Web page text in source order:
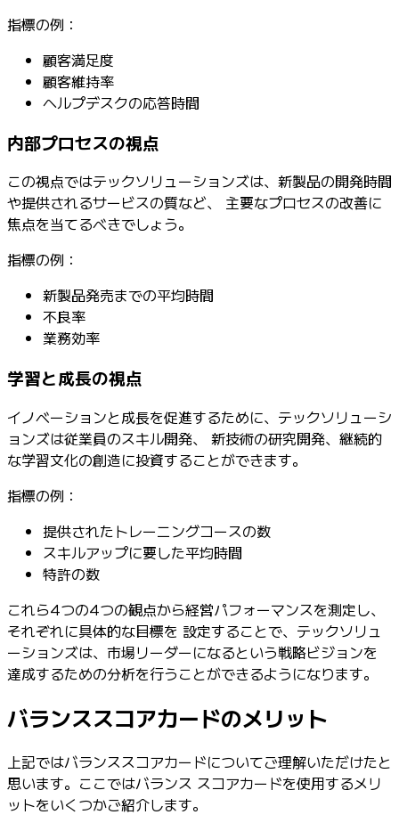
指標の例：
顧客満足度
顧客維持率
ヘルプデスクの応答時間
内部プロセスの視点
この視点ではテックソリューションズは、新製品の開発時間
や提供されるサービスの質など、 主要なプロセスの改善に
焦点を当てるべきでしょう。
指標の例：
新製品発売までの平均時間
不良率
業務効率
学習と成長の視点
イノベーションと成長を促進するために、テックソリューシ
ョンズは従業員のスキル開発、 新技術の研究開発、継続的
な学習文化の創造に投資することができます。
指標の例：
提供されたトレーニングコースの数
スキルアップに要した平均時間
特許の数
これら4つの4つの観点から経営パフォーマンスを測定し、
それぞれに具体的な目標を 設定することで、テックソリュ
ーションズは、市場リーダーになるという戦略ビジョンを
達成するための分析を行うことができるようになります。
バランススコアカードのメリット
上記ではバランススコアカードについてご理解いただけたと
思います。ここではバランス スコアカードを使用するメリ
ットをいくつかご紹介します。